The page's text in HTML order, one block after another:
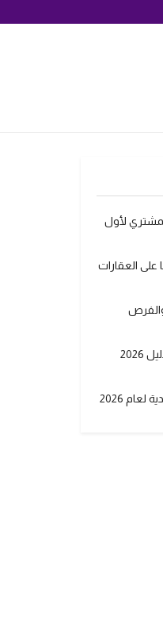
لأول
على العقارات
شراء العقارات في السعودية للأجانب: دليل 2026
2026